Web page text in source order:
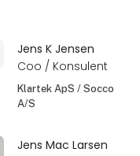
Jens K Jensen
Coo / Konsulent
Klartek ApS / Socco
A/S
Jens Mac Larsen